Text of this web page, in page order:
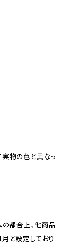
物の色と異なっ
の都合上、他商品
と設定しており